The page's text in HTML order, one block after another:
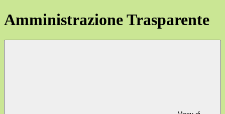
Amministrazione Trasparente